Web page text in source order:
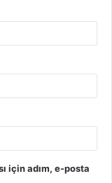
için adım, e-posta